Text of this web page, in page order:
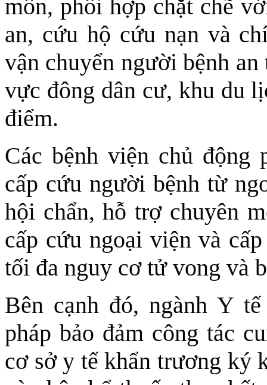
môn, phối hợp chặt chẽ
an, cứu hộ cứu nạn và
vận chuyển người bệnh
vực đông dân cư, khu du
điểm.
Các bệnh viện chủ
cấp cứu người bệnh từ
hội chẩn, hỗ trợ chuyên
cấp cứu ngoại viện và
tối đa nguy cơ tử vong và
Bên cạnh đó, ngành Y
pháp bảo đảm công tác
cơ sở y tế khẩn trương ký